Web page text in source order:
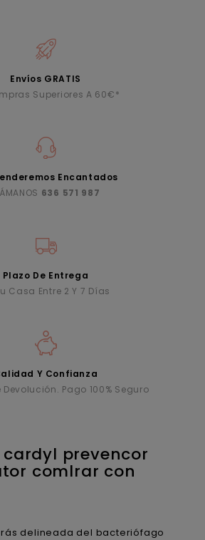
Envíos GRATIS
Superiores A 60€*
Encantados
636 571 987
Plazo De Entrega
Casa Entre 2 Y 7 Días
Y Confianza
Pago 100% Seguro
prevencor
comlrar con
delineada del bacteriófago